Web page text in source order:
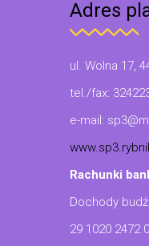
Adres
ul. Wolna 17,
tel./fax:
e-mail:
Rachunki
Dochody
29 1020 2472